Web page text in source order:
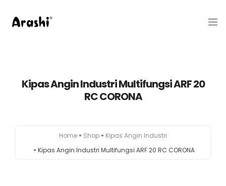
Tentang Kami
Kipas Angin Industri Multifungsi ARF 20
RC CORONA
Home Shop
Kipas Angin Industri
Kipas Angin Industri Multifungsi ARF 20 RC CORONA